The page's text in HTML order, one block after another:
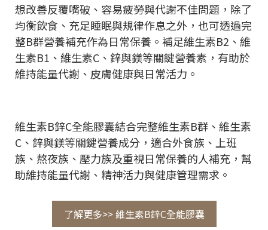
想改善反覆嘴破、容易疲勞與代謝不佳問題，除了
均衡飲食、充足睡眠與規律作息之外，也可透過完
整B群營養補充作為日常保養。補足維生素B2、維
生素B1、維生素C、鋅與鎂等關鍵營養素，有助於
維持能量代謝、皮膚健康與日常活力。
維生素B鋅C全能膠囊結合完整維生素B群、維生素
C、鋅與鎂等關鍵營養成分，適合外食族、上班
族、熬夜族、壓力族及重視日常保養的人補充，幫
助維持能量代謝、精神活力與健康管理需求。
了解更多>> 維生素B鋅C全能膠囊